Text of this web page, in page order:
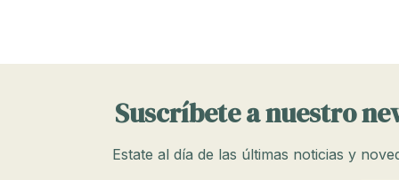
Suscríbete a nuestro
Estate al día de las últimas noticias y